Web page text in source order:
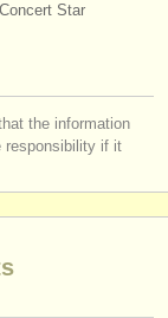
Star
the information
responsibility if it